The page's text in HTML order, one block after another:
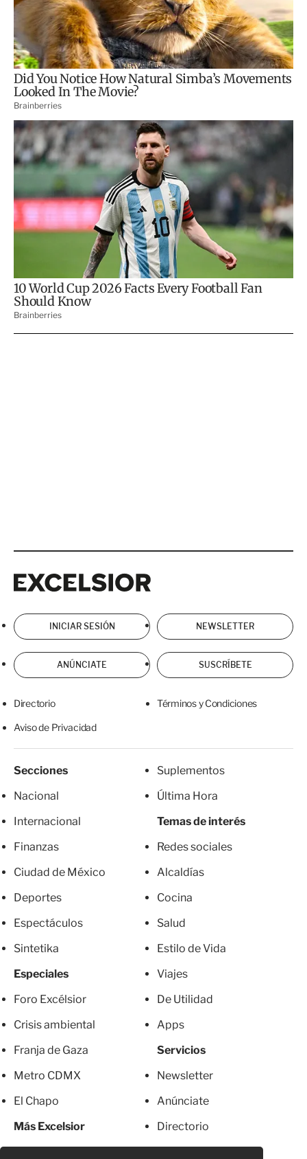
INICIAR SESIÓN NEWSLETTER
ANÚNCIATE SUSCRÍBETE
Directorio Términos y Condiciones
Aviso de Privacidad
Secciones
Nacional
Internacional
Finanzas
Ciudad de México
Deportes
Espectáculos
Sintetika
Especiales
Foro Excélsior
Crisis ambiental
Franja de Gaza
Metro CDMX
El Chapo
Más Excelsior
Suplementos
Última Hora
Temas de interés
Redes sociales
Alcaldías
Cocina
Salud
Estilo de Vida
Viajes
De Utilidad
Apps
Servicios
Newsletter
Anúnciate
Directorio